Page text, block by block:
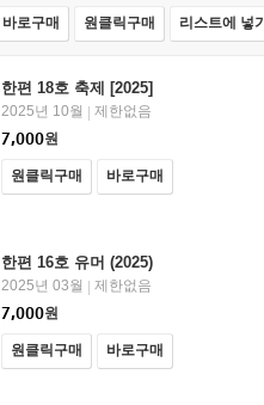
바로구매 원클릭구매 리스트에 넣기
한편 18호 축제 [2025]
2025년 10월
제한없음
7,000원
원클릭구매 바로구매
한편 16호 유머 (2025)
2025년 03월
제한없음
7,000원
원클릭구매 바로구매